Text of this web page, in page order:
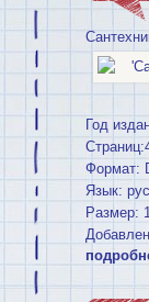
Год
Формат:
Язык:
Размер: